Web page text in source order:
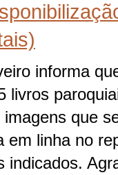
informa
livros
que
em linha no
indicados.